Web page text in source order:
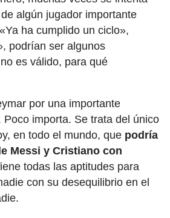
algún jugador importante
ha cumplido un ciclo»,
podrían ser algunos
es válido, para qué
por una importante
Poco importa. Se trata del único
en todo el mundo, que podría
Messi y Cristiano con
todas las aptitudes para
con su desequilibrio en el